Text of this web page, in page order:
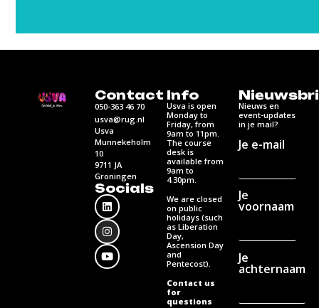
Contact
050-363 46 70
usva@rug.nl
Usva
Munnekeholm
10
9711 JA
Groningen
Socials
Info
Usva is open
Monday to
Friday, from
9am to 11pm.
The course
desk is
available from
9am to
4.30pm.
We are closed
on public
holidays (such
as Liberation
Day,
Ascension Day
and
Pentecost).
Contact us
for
questions
Nieuws en
event-updates
in je mail?
Je e-mail
Je
voornaam
Je
achternaam